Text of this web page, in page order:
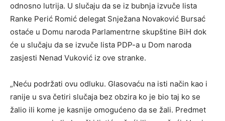
odnosno lutrija. U slučaju da se iz bubnja izvuče lista
Ranke Perić Romić delegat Snježana Novaković Bursać
ostaće u Domu naroda Parlamentrne skupštine BiH dok
će u slučaju da se izvuče lista PDP-a u Dom naroda
zasjesti Nenad Vuković iz ove stranke.
„Neću podržati ovu odluku. Glasovaću na isti način kao i
ranije u sva četiri slučaja bez obzira ko je bio taj ko se
žalio ili kome je kasnije omogućeno da se žali. Predmet